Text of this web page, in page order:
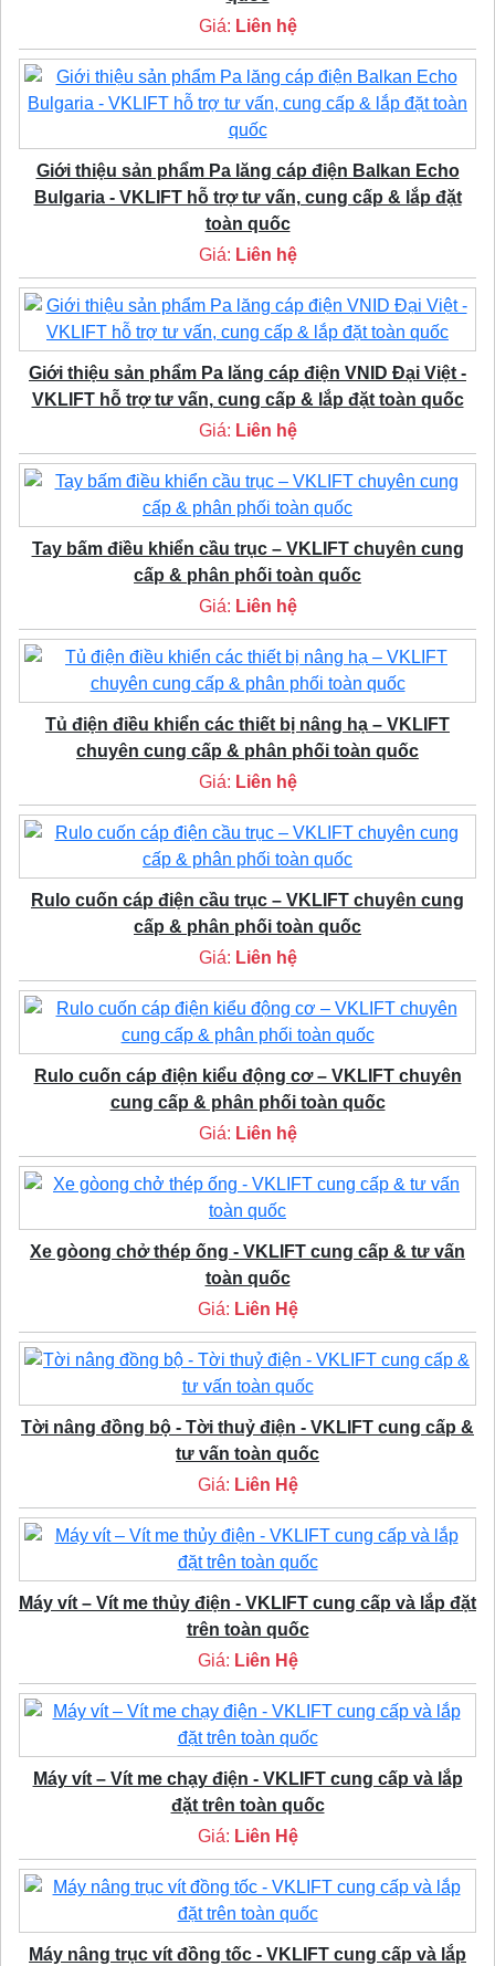
Giá: Liên hệ
Giới thiệu sản phẩm Pa lăng cáp điện Balkan Echo
Bulgaria - VKLIFT hỗ trợ tư vấn, cung cấp & lắp đặt
toàn quốc
Giá: Liên hệ
Giới thiệu sản phẩm Pa lăng cáp điện VNID Đại Việt -
VKLIFT hỗ trợ tư vấn, cung cấp & lắp đặt toàn quốc
Giá: Liên hệ
Tay bấm điều khiển cầu trục – VKLIFT chuyên cung
cấp & phân phối toàn quốc
Giá: Liên hệ
Tủ điện điều khiển các thiết bị nâng hạ – VKLIFT
chuyên cung cấp & phân phối toàn quốc
Giá: Liên hệ
Rulo cuốn cáp điện cầu trục – VKLIFT chuyên cung
cấp & phân phối toàn quốc
Giá: Liên hệ
Rulo cuốn cáp điện kiểu động cơ – VKLIFT chuyên
cung cấp & phân phối toàn quốc
Giá: Liên hệ
Xe gòong chở thép ống - VKLIFT cung cấp & tư vấn
toàn quốc
Giá: Liên Hệ
Tời nâng đồng bộ - Tời thuỷ điện - VKLIFT cung cấp &
tư vấn toàn quốc
Giá: Liên Hệ
Máy vít – Vít me thủy điện - VKLIFT cung cấp và lắp đặt
trên toàn quốc
Giá: Liên Hệ
Máy vít – Vít me chạy điện - VKLIFT cung cấp và lắp
đặt trên toàn quốc
Giá: Liên Hệ
Máy nâng trục vít đồng tốc - VKLIFT cung cấp và lắp